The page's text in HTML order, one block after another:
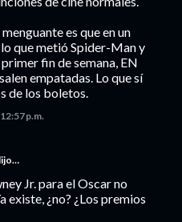
es que en un
que metió Spider-Man y
fin de semana, EN
empatadas. Lo que sí
de los boletos.
p.m.
Jr. para el Oscar no
existe, ¿no? ¿Los premios